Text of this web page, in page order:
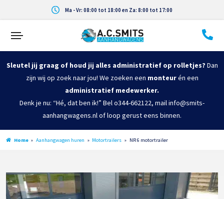
Ma - Vr: 08:00 tot 18:00 en Za: 8:00 tot 17:00
Sleutel jij graag of houd jij alles administratief op rolletjes? Dan
zijn wij op zoek naar jou! We zoeken een monteurén een
administratief medewerker.
Denk je nu: “Hé, dat ben ik!” Bel o344-662122, mail info@smits-
aanhangwagens.nl of loop gerust eens binnen.
Home » Aanhangwagen huren » Motortrailers » NR 6 motortrailer